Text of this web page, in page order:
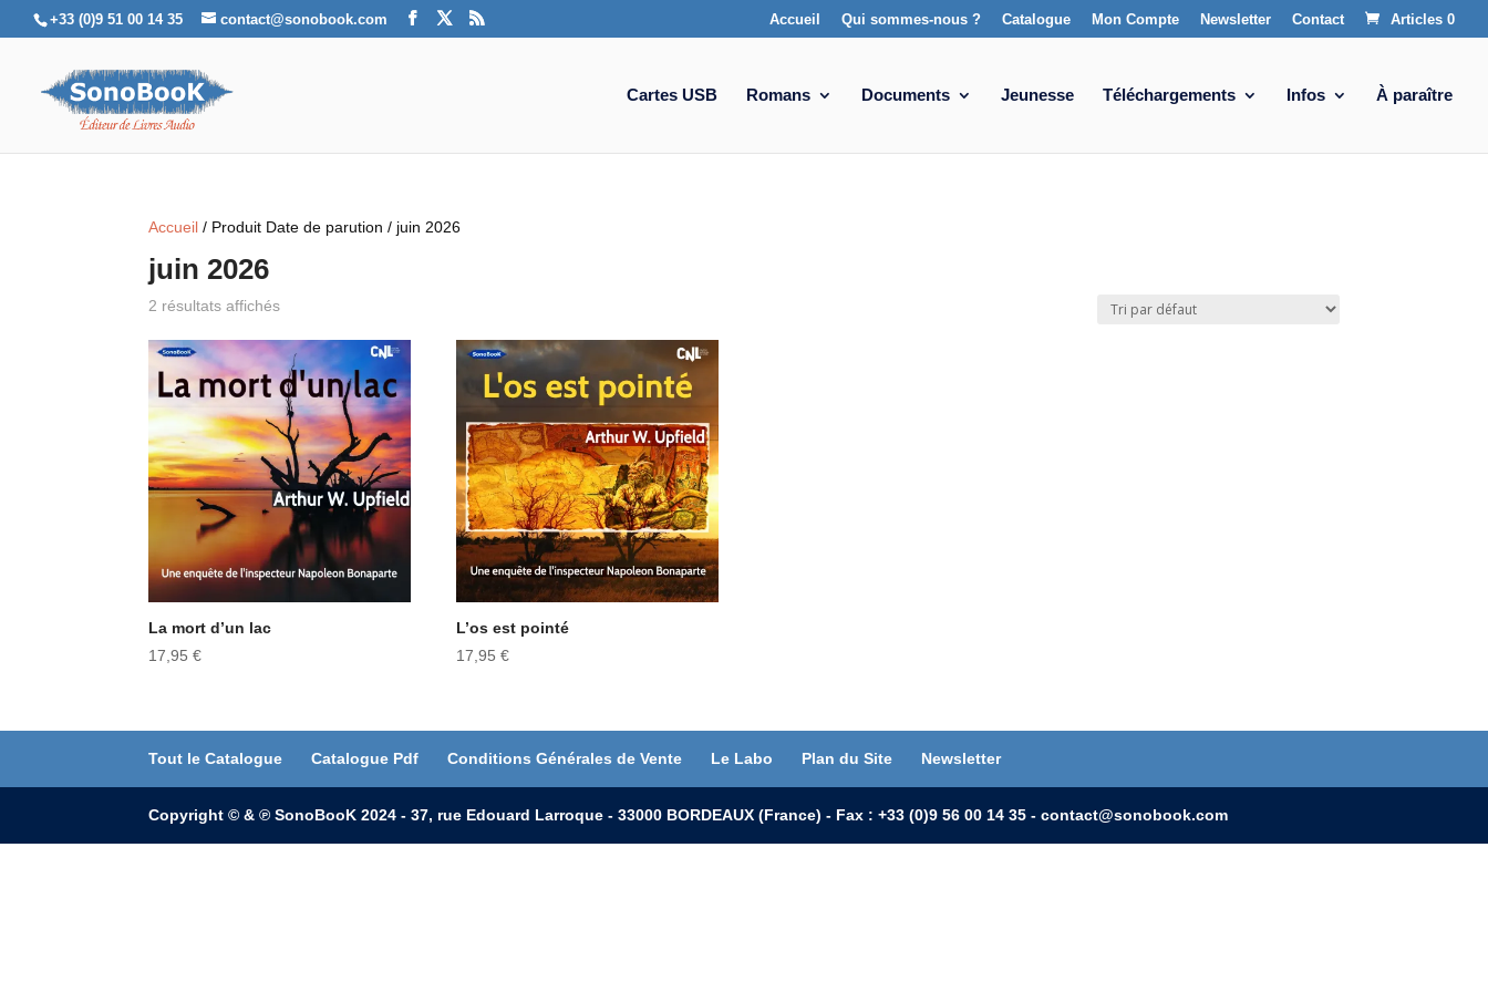
+33 (0)9 51 00 14 35 contact@sonobook.com Accueil Qui sommes-nous ? Catalogue Mon Compte Newsletter Contact Articles 0
Cartes USB Romans Documents Jeunesse Téléchargements Infos À paraître
Accueil / Produit Date de parution / juin 2026
juin 2026
2 résultats affichés
La mort d’un lac
17,95€
L’os est pointé
17,95€
Tout le Catalogue Catalogue Pdf Conditions Générales de Vente Le Labo Plan du Site Newsletter
Copyright © & ℗ SonoBooK 2024 - 37, rue Edouard Larroque - 33000 BORDEAUX (France) - Fax : +33 (0)9 56 00 14 35 - contact@sonobook.com